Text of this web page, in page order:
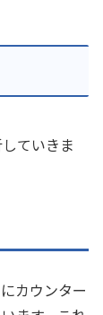
ていきま
カウンター